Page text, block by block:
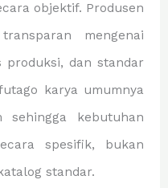
objektif. Produsen
mengenai
produksi, dan standar
karya umumnya
sehingga kebutuhan
spesifik, bukan
standar.